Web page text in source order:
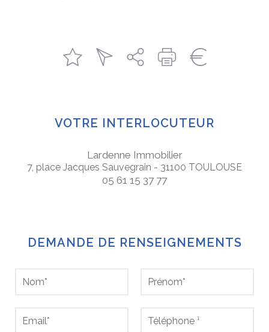
VOTRE INTERLOCUTEUR
Lardenne Immobilier
7, place Jacques Sauvegrain - 31100 TOULOUSE
05 61 15 37 77
DEMANDE DE RENSEIGNEMENTS